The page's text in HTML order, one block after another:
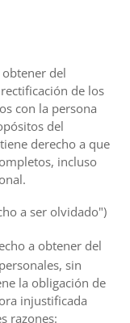
del
de los
con la persona
del
derecho a que
incluso
a ser olvidado")
a obtener del
sin
la obligación de
injustificada
razones: